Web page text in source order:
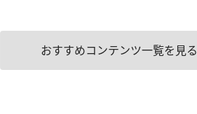
おすすめコンテンツ一覧を見る